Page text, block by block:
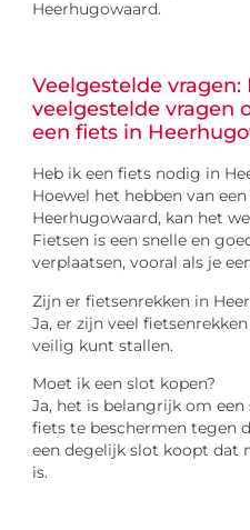
Heerhugowaard.
Veelgestelde
veelgestelde vragen
een fiets in
Heb ik een fiets nodig in
Hoewel het hebben van
Heerhugowaard, kan het
Fietsen is een snelle en
verplaatsen, vooral als je
Zijn er fietsenrekken in
Ja, er zijn veel
veilig kunt stallen.
Moet ik een slot kopen?
Ja, het is belangrijk om
fiets te beschermen tegen
een degelijk slot koopt dat
is.